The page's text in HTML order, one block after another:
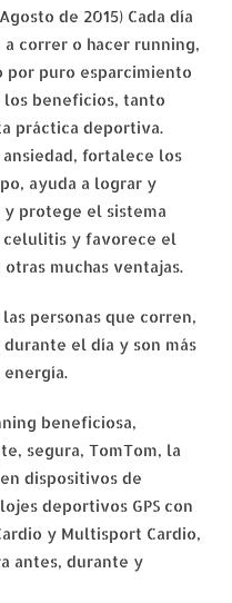
de 2015) Cada día
a correr o hacer running,
por puro esparcimiento
beneficios, tanto
práctica deportiva.
fortalece los
ayuda a lograr y
protege el sistema
celulitis y favorece el
muchas ventajas.
personas que corren,
el día y son más
beneficiosa,
segura, TomTom, la
dispositivos de
deportivos GPS con
y Multisport Cardio,
antes, durante y